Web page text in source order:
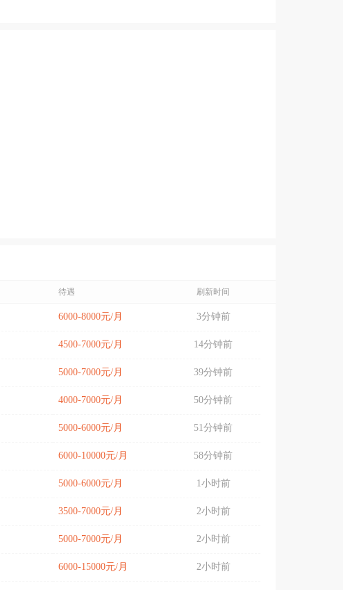
待遇 刷新时间
6000-8000元/月 3分钟前
4500-7000元/月 14分钟前
5000-7000元/月 39分钟前
4000-7000元/月 50分钟前
5000-6000元/月 51分钟前
6000-10000元/月 58分钟前
5000-6000元/月 1小时前
3500-7000元/月 2小时前
5000-7000元/月 2小时前
6000-15000元/月 2小时前